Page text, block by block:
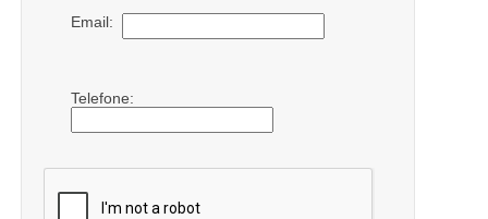
Email:
Telefone: